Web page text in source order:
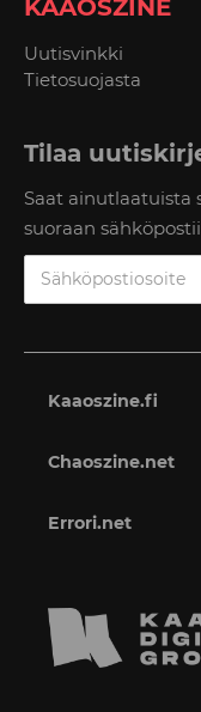
KAAOSZINE
Uutisvinkki
Tietosuojasta
Tilaa
Saat ainutlaatuista
suoraan
Kaaoszine.fi
Chaoszine.net
Errori.net